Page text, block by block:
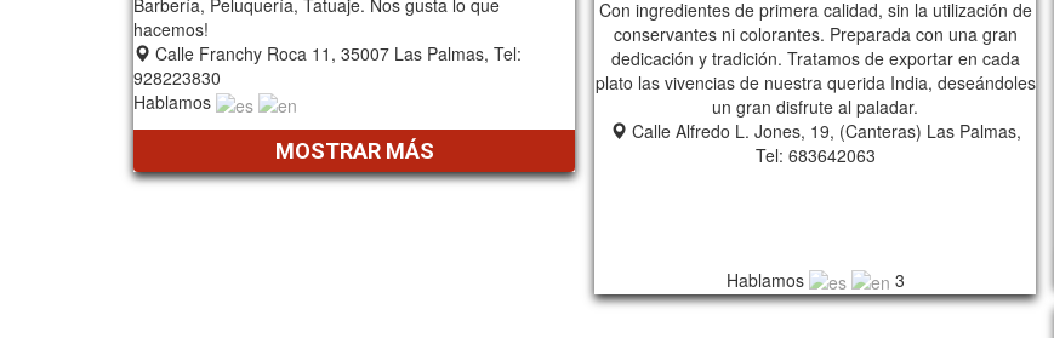
Barbería, Peluquería, Tatuaje. Nos gusta lo que
hacemos!
Calle Franchy Roca 11, 35007 Las Palmas, Tel:
928223830
Hablamos
MOSTRAR MÁS
Con ingredientes de primera calidad, sin la utilización de
conservantes ni colorantes. Preparada con una gran
dedicación y tradición. Tratamos de exportar en cada
plato las vivencias de nuestra querida India, deseándoles
un gran disfrute al paladar.
Calle Alfredo L. Jones, 19, (Canteras) Las Palmas,
Tel: 683642063
Hablamos 3